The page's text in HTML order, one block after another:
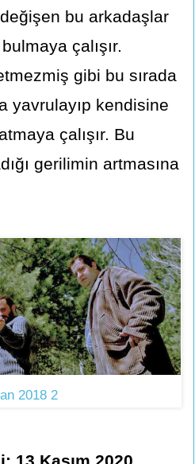
bu arkadaşlar
çalışır.
gibi bu sırada
yavrulayıp kendisine
çalışır. Bu
gerilimin artmasına
2018 2
13 Kasım 2020